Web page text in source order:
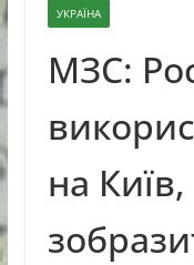
УКРАЇНА
МЗС:
на